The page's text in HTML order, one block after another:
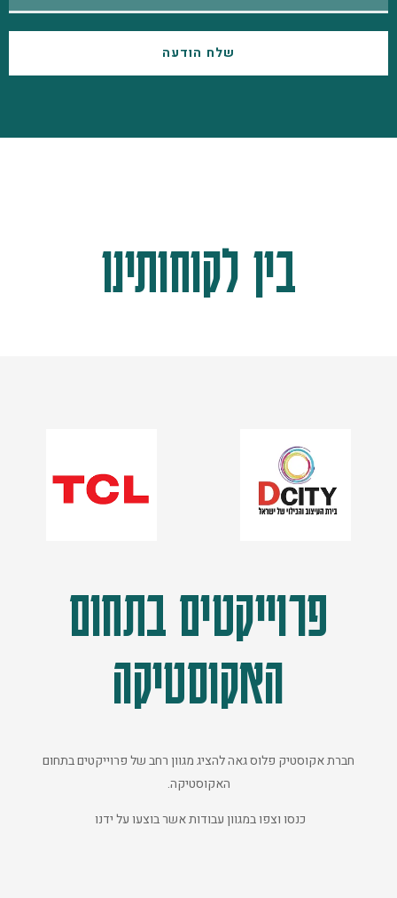
שלח הודעה
בין לקוחותינו
פרוייקטים בתחום
האקוסטיקה
חברת אקוסטיק פלוס גאה להציג מגוון רחב של פרוייקטים בתחום
האקוסטיקה.
כנסו וצפו במגוון עבודות אשר בוצעו על ידנו